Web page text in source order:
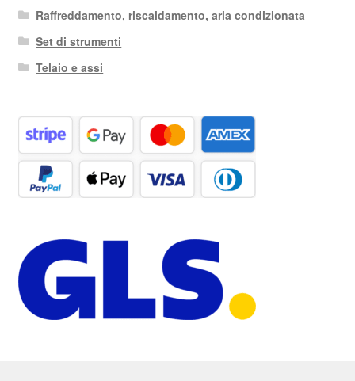
Raffreddamento, riscaldamento, aria condizionata
Set di strumenti
Telaio e assi